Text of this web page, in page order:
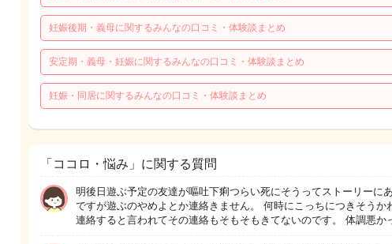
妊娠後期・義母に関するみんなの口コミ・体験談まとめ
安定期・義母・妊娠に関するみんなの口コミ・体験談まとめ
妊娠・同居に関するみんなの口コミ・体験談まとめ
「ココロ・悩み」に関する質問
明後日遊ぶ予定の友達が嘔吐下痢つらい死にそうってストーリーに
ですが遊ぶのやめよとか連絡きません。 何時にこっちにつきそうか
連絡すると言われてその連絡もそもそもきてないのです。 体調悪